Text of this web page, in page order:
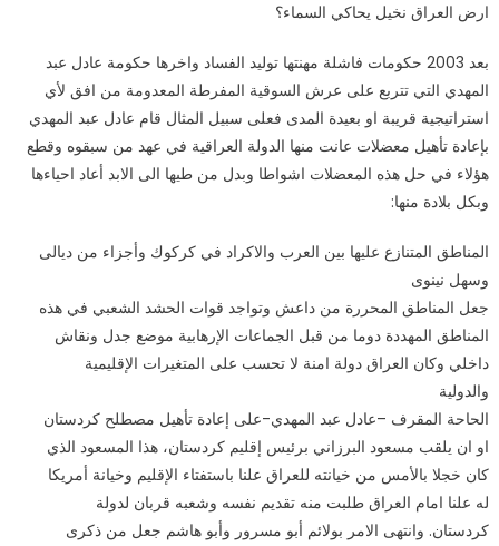
ارض العراق نخيل يحاكي السماء؟
بعد 2003 حكومات فاشلة مهنتها توليد الفساد واخرها حكومة عادل عبد
المهدي التي تتربع على عرش السوقية المفرطة المعدومة من افق لأي
استراتيجية قريبة او بعيدة المدى فعلى سبيل المثال قام عادل عبد المهدي
بإعادة تأهيل معضلات عانت منها الدولة العراقية في عهد من سبقوه وقطع
هؤلاء في حل هذه المعضلات اشواطا وبدل من طيها الى الابد أعاد احياءها
وبكل بلادة منها:
المناطق المتنازع عليها بين العرب والاكراد في كركوك وأجزاء من ديالى
وسهل نينوى
جعل المناطق المحررة من داعش وتواجد قوات الحشد الشعبي في هذه
المناطق المهددة دوما من قبل الجماعات الإرهابية موضع جدل ونقاش
داخلي وكان العراق دولة امنة لا تحسب على المتغيرات الإقليمية
والدولية
الحاحة المقرف –عادل عبد المهدي-على إعادة تأهيل مصطلح كردستان
او ان يلقب مسعود البرزاني برئيس إقليم كردستان، هذا المسعود الذي
كان خجلا بالأمس من خيانته للعراق علنا باستفتاء الإقليم وخيانة أمريكا
له علنا امام العراق طلبت منه تقديم نفسه وشعبه قربان لدولة
كردستان. وانتهى الامر بولائم أبو مسرور وأبو هاشم جعل من ذكرى